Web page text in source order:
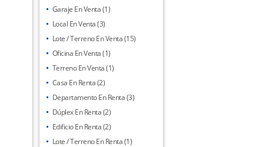
Garaje En Venta (1)
Local En Venta (3)
Lote / Terreno En Venta (15)
Oficina En Venta (1)
Terreno En Venta (1)
Casa En Renta (2)
Departamento En Renta (3)
Dúplex En Renta (2)
Edificio En Renta (2)
Lote / Terreno En Renta (1)